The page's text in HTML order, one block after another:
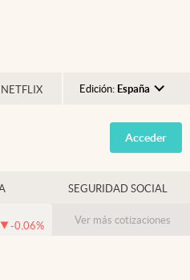
NETFLIX Edición: España
Argentina
España
USA
Colombia
Acceder
SEGURIDAD SOCIAL
-0.06% Ver más cotizaciones